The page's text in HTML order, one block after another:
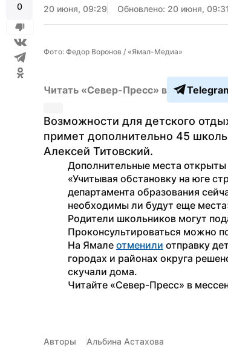
0 20 июня, 09:29 Обновлено: 20 июня, 09:31
Фото: Федор Воронов / «Ямал-Медиа»
Читать «Север-Пресс» в
Возможности для детского
примет дополнительно 45
Алексей Титовский.
Дополнительные места открыты
«Учитывая обстановку на юге
департамента образования
необходимы ли будут еще
Родители школьников могут
Проконсультироваться можно
На Ямале отменили отправку
городах и районах округа
скучали дома.
Читайте «Север-Пресс» в
Авторы Альбина Астахова